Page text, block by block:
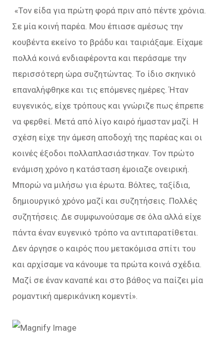
«Τον είδα για πρώτη φορά πριν από πέντε χρόνια.
Σε μία κοινή παρέα. Μου έπιασε αμέσως την
κουβέντα εκείνο το βράδυ και ταιριάξαμε. Είχαμε
πολλά κοινά ενδιαφέροντα και περάσαμε την
περισσότερη ώρα συζητώντας. Το ίδιο σκηνικό
επαναλήφθηκε και τις επόμενες ημέρες. Ήταν
ευγενικός, είχε τρόπους και γνώριζε πως έπρεπε
να φερθεί. Μετά από λίγο καιρό ήμασταν μαζί. Η
σχέση είχε την άμεση αποδοχή της παρέας και οι
κοινές έξοδοι πολλαπλασιάστηκαν. Τον πρώτο
ενάμιση χρόνο η κατάσταση έμοιαζε ονειρική.
Μπορώ να μιλήσω για έρωτα. Βόλτες, ταξίδια,
δημιουργικό χρόνο μαζί και συζητήσεις. Πολλές
συζητήσεις. Δε συμφωνούσαμε σε όλα αλλά είχε
πάντα έναν ευγενικό τρόπο να αντιπαρατίθεται.
Δεν άργησε ο καιρός που μετακόμισα σπίτι του
και αρχίσαμε να κάνουμε τα πρώτα κοινά σχέδια.
Μαζί σε έναν καναπέ και στο βάθος να παίζει μία
ρομαντική αμερικάνικη κομεντί».